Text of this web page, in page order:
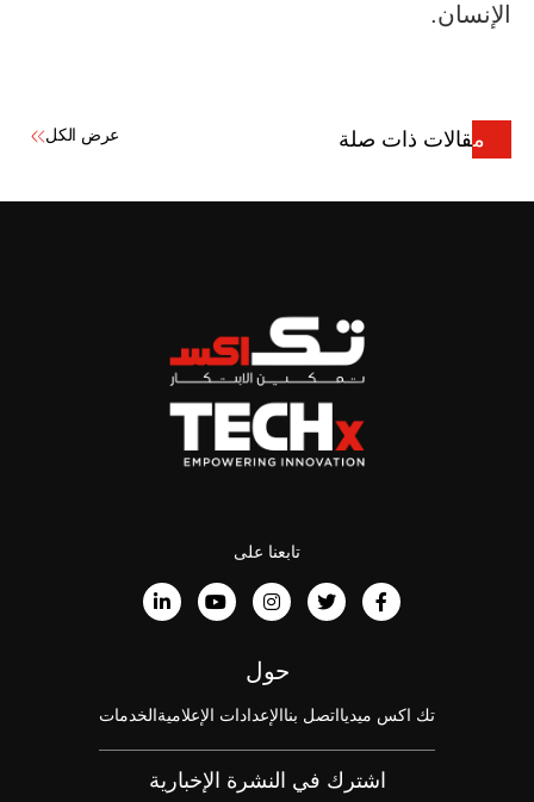
الإنسان.
مقالات ذات صلة عرض الكل
تابعنا على
حول
تك اكس ميديااتصل بناالإعدادات الإعلاميةالخدمات
اشترك في النشرة الإخبارية